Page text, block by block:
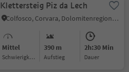
Klettersteig Piz da Lech
Colfosco, Corvara, Dolomitenregion Alta Badia
Mittel
Schwierigkeitsgrad
390 m
Aufstieg
2h:30 Min
Dauer